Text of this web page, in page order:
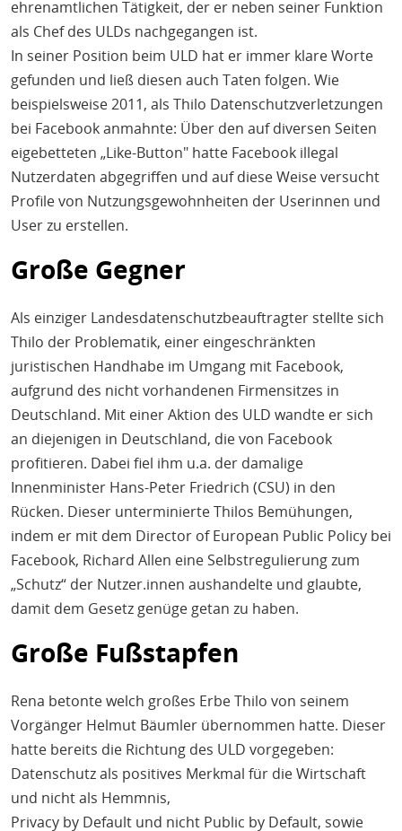
ehrenamtlichen Tätigkeit, der er neben seiner Funktion
als Chef des ULDs nachgegangen ist.
In seiner Position beim ULD hat er immer klare Worte
gefunden und ließ diesen auch Taten folgen. Wie
beispielsweise 2011, als Thilo Datenschutzverletzungen
bei Facebook anmahnte: Über den auf diversen Seiten
eigebetteten „Like-Button" hatte Facebook illegal
Nutzerdaten abgegriffen und auf diese Weise versucht
Profile von Nutzungsgewohnheiten der Userinnen und
User zu erstellen.
Große Gegner
Als einziger Landesdatenschutzbeauftragter stellte sich
Thilo der Problematik, einer eingeschränkten
juristischen Handhabe im Umgang mit Facebook,
aufgrund des nicht vorhandenen Firmensitzes in
Deutschland. Mit einer Aktion des ULD wandte er sich
an diejenigen in Deutschland, die von Facebook
profitieren. Dabei fiel ihm u.a. der damalige
Innenminister Hans-Peter Friedrich (CSU) in den
Rücken. Dieser unterminierte Thilos Bemühungen,
indem er mit dem Director of European Public Policy bei
Facebook, Richard Allen eine Selbstregulierung zum
„Schutz“ der Nutzer.innen aushandelte und glaubte,
damit dem Gesetz genüge getan zu haben.
Große Fußstapfen
Rena betonte welch großes Erbe Thilo von seinem
Vorgänger Helmut Bäumler übernommen hatte. Dieser
hatte bereits die Richtung des ULD vorgegeben:
Datenschutz als positives Merkmal für die Wirtschaft
und nicht als Hemmnis,
Privacy by Default und nicht Public by Default, sowie